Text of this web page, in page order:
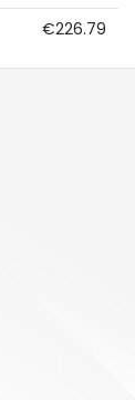
€226.79